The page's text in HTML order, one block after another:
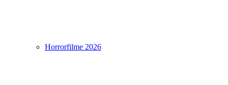
Horrorfilme 2026